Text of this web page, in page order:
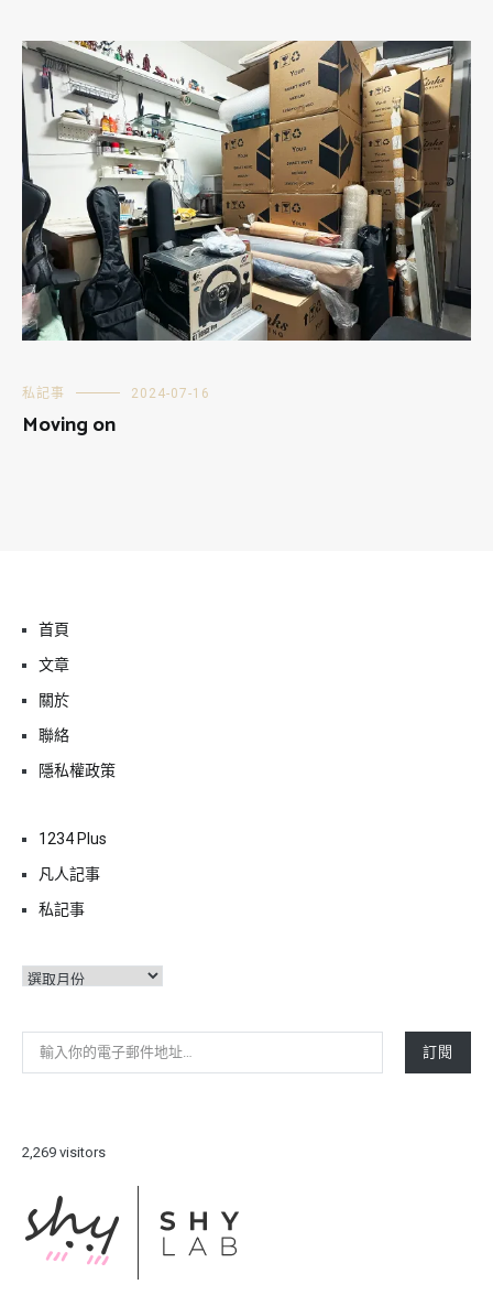
私記事 2024-07-16
Moving on
首頁
文章
關於
聯絡
隱私權政策
1234 Plus
凡人記事
私記事
彙
輸入你的電子郵件地址…
訂閱
2,269 visitors